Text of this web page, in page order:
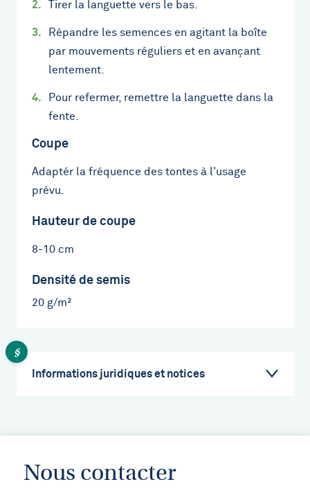
Tirer la languette vers le bas.
Répandre les semences en agitant la boîte
par mouvements réguliers et en avançant
lentement.
Pour refermer, remettre la languette dans la
fente.
Coupe
Adaptér la fréquence des tontes à l'usage
prévu.
Hauteur de coupe
8-10 cm
Densité de semis
20 g/m²
Informations juridiques et notices
Nous contacter